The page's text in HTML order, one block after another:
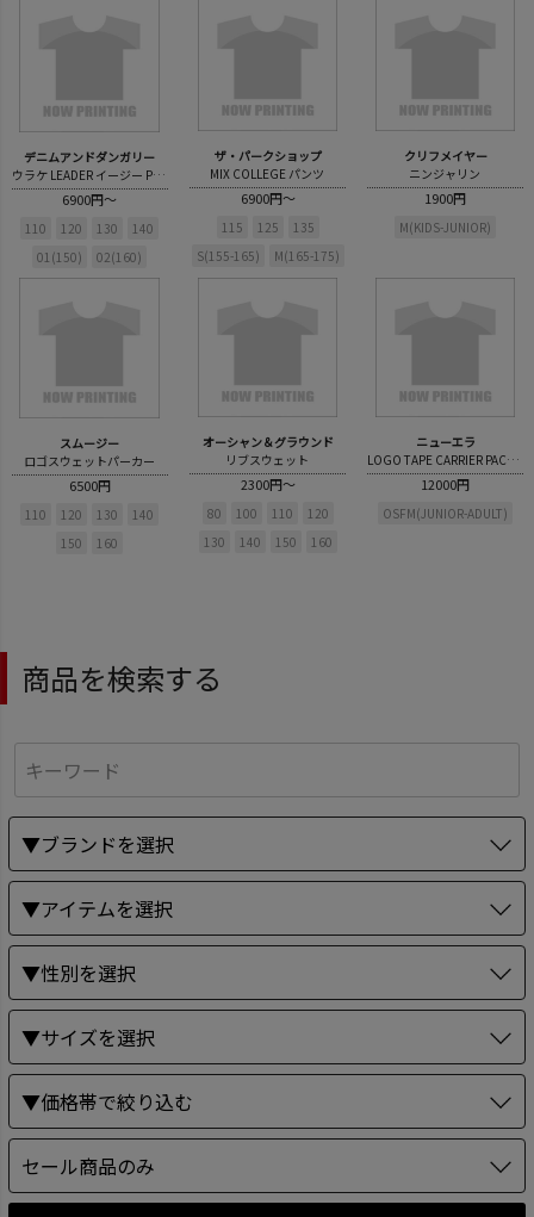
デニムアンドダンガリー
ウラケ LEADER イージー PN(くるぶし丈)
6900円～
110 120 130
140
01(150)
02(160)
ザ・パークショップ
MIX COLLEGE パンツ
6900円～
115 125
135
S(155-165)
M(165-175)
クリフメイヤー
ニンジャリン
1900円
M(KIDS-JUNIOR)
スムージー
ロゴスウェットパーカー
6500円
110 120 130
140
150
160
オーシャン＆グラウンド
リブスウェット
2300円～
80 100 110
120
130
140 150 160
ニューエラ
LOGO TAPE CARRIER PACK(35L)
12000円
OSFM(JUNIOR-ADULT)
商品を検索する
▼ブランドを選択
▼アイテムを選択
▼性別を選択
▼サイズを選択
▼価格帯で絞り込む
セール商品のみ